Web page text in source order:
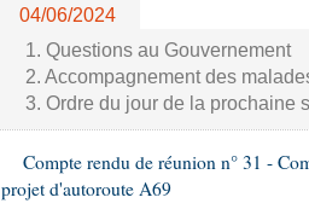
04/06/2024
1. Questions au Gouvernement
2. Accompagnement des
3. Ordre du jour de la prochaine
Compte rendu de réunion n° 31 -
projet d'autoroute A69